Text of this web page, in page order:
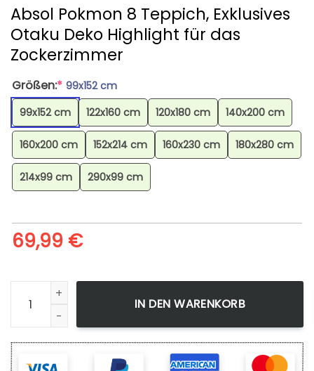
Absol Pokmon 8 Teppich, Exklusives
Otaku Deko Highlight für das
Zockerzimmer
Größen:* 99x152 cm
99x152 cm
122x160 cm 120x180 cm 140x200 cm
160x200 cm 152x214 cm 160x230 cm 180x280 cm
214x99 cm 290x99 cm
69,99 €
Absol Pokmon 8 Teppich, Exklusives Otaku Deko Highlight
IN DEN WARENKORB